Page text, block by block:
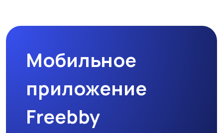
Детская одежда Детская обувь
Детский транспорт
Мобильное
приложение
Freebby